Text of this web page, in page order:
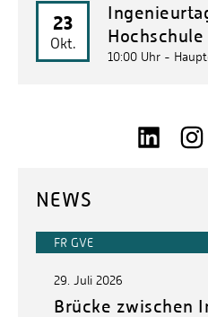
23
Okt.
Hochschule
10:00 Uhr -
NEWS
FR GVE
29. Juli 2026
Brücke zwischen